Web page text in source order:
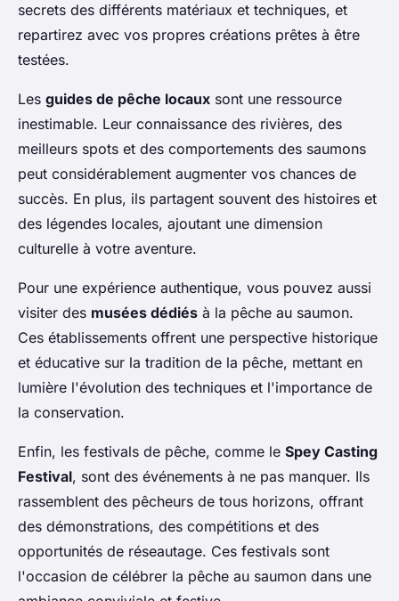
secrets des différents matériaux et techniques, et
repartirez avec vos propres créations prêtes à être
testées.
Les guides de pêche locaux sont une ressource
inestimable. Leur connaissance des rivières, des
meilleurs spots et des comportements des saumons
peut considérablement augmenter vos chances de
succès. En plus, ils partagent souvent des histoires et
des légendes locales, ajoutant une dimension
culturelle à votre aventure.
Pour une expérience authentique, vous pouvez aussi
visiter des musées dédiés à la pêche au saumon.
Ces établissements offrent une perspective historique
et éducative sur la tradition de la pêche, mettant en
lumière l'évolution des techniques et l'importance de
la conservation.
Enfin, les festivals de pêche, comme le Spey Casting
Festival, sont des événements à ne pas manquer. Ils
rassemblent des pêcheurs de tous horizons, offrant
des démonstrations, des compétitions et des
opportunités de réseautage. Ces festivals sont
l'occasion de célébrer la pêche au saumon dans une